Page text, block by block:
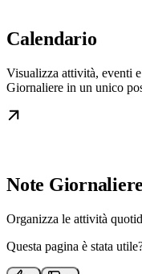
Calendario
Visualizza attività, eventi
Giornaliere in un unico
Note Giornaliere
Organizza le attività
Questa pagina è stata